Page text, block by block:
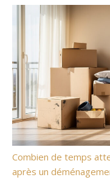
Combien de temps
après un